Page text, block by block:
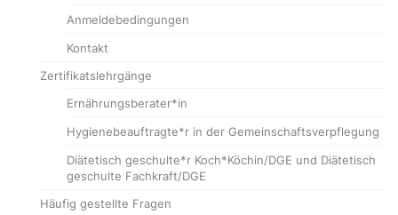
Anmeldebedingungen
Kontakt
Zertifikatslehrgänge
Ernährungsberater*in
Hygienebeauftragte*r in der Gemeinschaftsverpflegung
Diätetisch geschulte*r Koch*Köchin/DGE und Diätetisch
geschulte Fachkraft/DGE
Häufig gestellte Fragen